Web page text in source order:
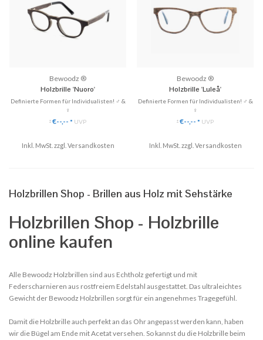
Bewoodz ®
Holzbrille 'Nuoro'
Definierte Formen für Individualisten! ♂ &
♀
✓ Gläser ganz einfach austauschbar
✓ Hochwertige Scharniere & perfekte
*€--,-- * UVP
Inkl. MwSt. zzgl. Versandkosten
Bewoodz ®
Holzbrille 'Luleå'
Definierte Formen für Individualisten! ♂ &
♀
✓ Gläser ganz einfach austauschbar
✓ Hochwertige Scharniere & perfekte
*€--,-- * UVP
Inkl. MwSt. zzgl. Versandkosten
Holzbrillen Shop - Brillen aus Holz mit Sehstärke
Holzbrillen Shop - Holzbrille
online kaufen
Alle Bewoodz Holzbrillen sind aus Echtholz gefertigt und mit
Federscharnieren aus rostfreiem Edelstahl ausgestattet. Das ultraleichtes
Gewicht der Bewoodz Holzbrillen sorgt für ein angenehmes Tragegefühl.
Damit die Holzbrille auch perfekt an das Ohr angepasst werden kann, haben
wir die Bügel am Ende mit Acetat versehen. So kannst du die Holzbrille beim